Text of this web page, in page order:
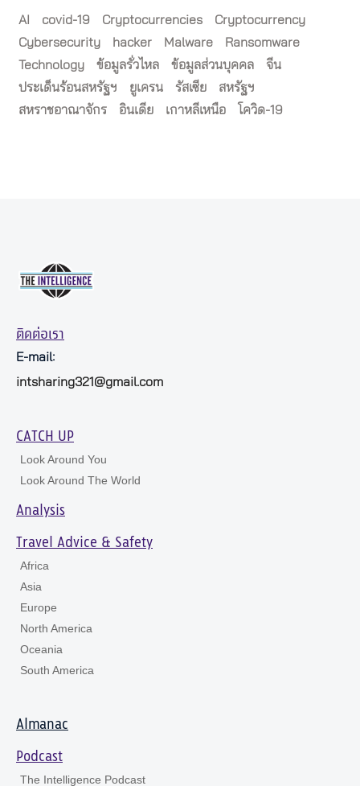
AI covid-19 Cryptocurrencies
Cryptocurrency
Cybersecurity
hacker Malware
Ransomware
Technology
ข้อมูลรั่วไหล ข้อมูลส่วนบุคคล
จีน
ประเด็นร้อนสหรัฐฯ
ยูเครน รัสเซีย
สหรัฐฯ
สหราชอาณาจักร
อินเดีย เกาหลีเหนือ โควิด-19
ติดต่อเรา
E-mail:
intsharing321@gmail.com
CATCH UP
Look Around You
Look Around The World
Analysis
Travel Advice & Safety
Africa
Asia
Europe
North America
Oceania
South America
Almanac
Podcast
The Intelligence Podcast